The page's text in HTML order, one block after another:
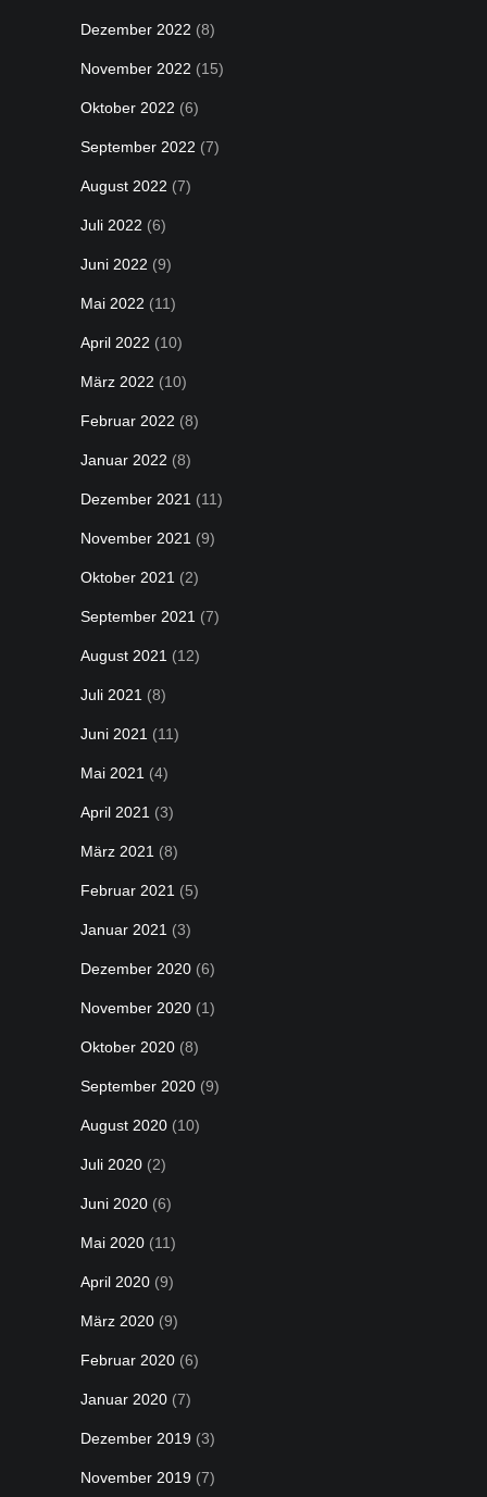
Dezember 2022 (8)
November 2022 (15)
Oktober 2022 (6)
September 2022 (7)
August 2022 (7)
Juli 2022 (6)
Juni 2022 (9)
Mai 2022 (11)
April 2022 (10)
März 2022 (10)
Februar 2022 (8)
Januar 2022 (8)
Dezember 2021 (11)
November 2021 (9)
Oktober 2021 (2)
September 2021 (7)
August 2021 (12)
Juli 2021 (8)
Juni 2021 (11)
Mai 2021 (4)
April 2021 (3)
März 2021 (8)
Februar 2021 (5)
Januar 2021 (3)
Dezember 2020 (6)
November 2020 (1)
Oktober 2020 (8)
September 2020 (9)
August 2020 (10)
Juli 2020 (2)
Juni 2020 (6)
Mai 2020 (11)
April 2020 (9)
März 2020 (9)
Februar 2020 (6)
Januar 2020 (7)
Dezember 2019 (3)
November 2019 (7)